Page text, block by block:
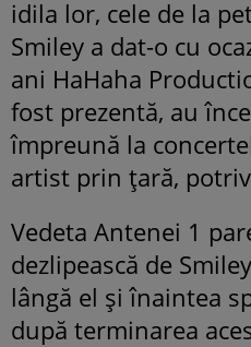
idila lor, cele de la
Smiley a dat-o cu
ani HaHaha
fost prezentă, au
împreună la
artist prin țară,
Vedeta Antenei 1
dezlipească de
lângă el și înaintea
după terminarea